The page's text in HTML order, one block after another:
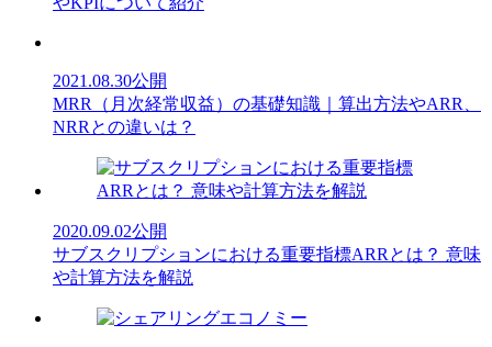
2021.08.30公開
MRR（月次経常収益）の基礎知識｜算出方法やARR、
NRRとの違いは？
2020.09.02公開
サブスクリプションにおける重要指標ARRとは？ 意味
や計算方法を解説